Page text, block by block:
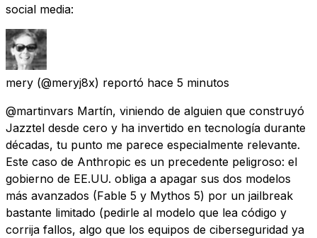
social media:
mery (@meryj8x) reportó hace 5 minutos
@martinvars Martín, viniendo de alguien que construyó
Jazztel desde cero y ha invertido en tecnología durante
décadas, tu punto me parece especialmente relevante.
Este caso de Anthropic es un precedente peligroso: el
gobierno de EE.UU. obliga a apagar sus dos modelos
más avanzados (Fable 5 y Mythos 5) por un jailbreak
bastante limitado (pedirle al modelo que lea código y
corrija fallos, algo que los equipos de ciberseguridad ya